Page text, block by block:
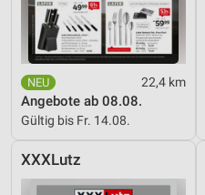
22,4 km
Angebote ab 08.08.
Gültig bis Fr. 14.08.
XXXLutz